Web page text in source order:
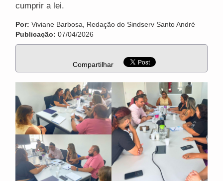
cumprir a lei.
Por: Viviane Barbosa, Redação do Sindserv Santo André
Publicação: 07/04/2026
Compartilhar